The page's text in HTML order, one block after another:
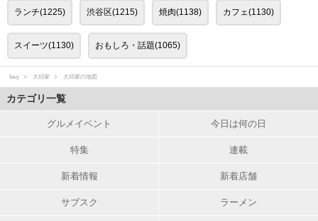
ランチ(1225) 渋谷区(1215) 焼肉(1138) カフェ(1130)
スイーツ(1130) おもしろ・話題(1065)
favy 大邱家 大邱家の地図
カテゴリ一覧
グルメイベント 今日は何の日
特集 連載
新着情報 新着店舗
サブスク ラーメン